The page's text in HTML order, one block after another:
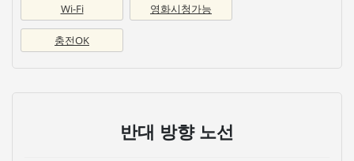
Wi-Fi 영화시청가능
충전OK
반대 방향 노선